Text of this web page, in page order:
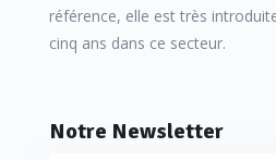
référence, elle est très
cinq ans dans ce secteur.
Notre Newsletter